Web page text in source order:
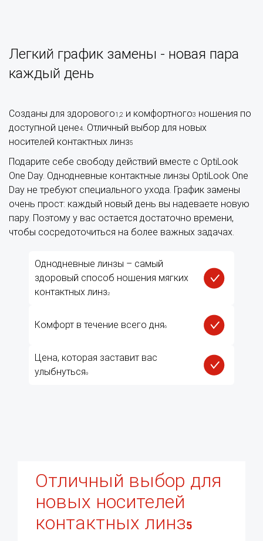
Легкий график замены - новая пара
каждый день
Созданы для здорового1,2 и комфортного3 ношения по
доступной цене4. Отличный выбор для новых
носителей контактных линз5
Подарите себе свободу действий вместе с OptiLook
One Day. Однодневные контактные линзы OptiLook One
Day не требуют специального ухода. График замены
очень прост: каждый новый день вы надеваете новую
пару. Поэтому у вас остается достаточно времени,
чтобы сосредоточиться на более важных задачах.
Однодневные линзы – самый
здоровый способ ношения мягких
контактных линз2
Комфорт в течение всего дня6
Цена, которая заставит вас
улыбнуться9
Отличный выбор для
новых носителей
контактных линз5